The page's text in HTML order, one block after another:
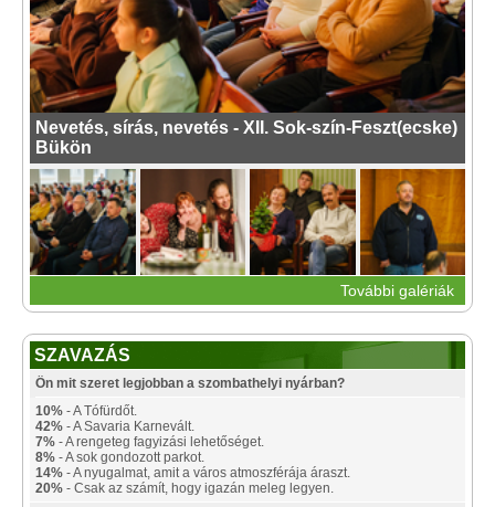
Nevetés, sírás, nevetés - XII. Sok-szín-Feszt(ecske)
Bükön
További galériák
SZAVAZÁS
Ön mit szeret legjobban a szombathelyi nyárban?
10% - A Tófürdőt.
42% - A Savaria Karnevált.
7% - A rengeteg fagyizási lehetőséget.
8% - A sok gondozott parkot.
14% - A nyugalmat, amit a város atmoszférája áraszt.
20% - Csak az számít, hogy igazán meleg legyen.